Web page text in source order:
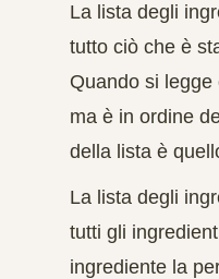
La lista degli
tutto ciò che è
Quando si
ma è in ordine
della lista è
La lista degli
tutti gli
ingrediente la